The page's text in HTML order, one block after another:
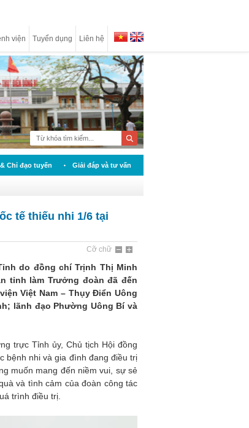
viện Tuyển dụng Liên hệ
Chỉ đạo tuyến Giải đáp và tư vấn
tế thiếu nhi 1/6 tại
Cỡ chữ
do đồng chí Trịnh Thị Minh
tỉnh làm Trưởng đoàn đã đến
Việt Nam – Thụy Điển Uông
lãnh đạo Phường Uông Bí và
trực Tỉnh ủy, Chủ tịch Hội đồng
bệnh nhi và gia đình đang điều trị
muốn mang đến niềm vui, sự sẻ
và tình cảm của đoàn công tác
trình điều trị.